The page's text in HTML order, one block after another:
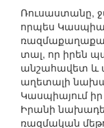
Ռուսաստանը,
որպես
տալ, որ իրեն
անշահավետ և
աղետալի
Կասպիայում
Իրանի
ռազմական